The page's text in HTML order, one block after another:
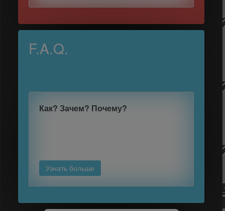
F.A.Q.
Как? Зачем? Почему?
Узнать больше